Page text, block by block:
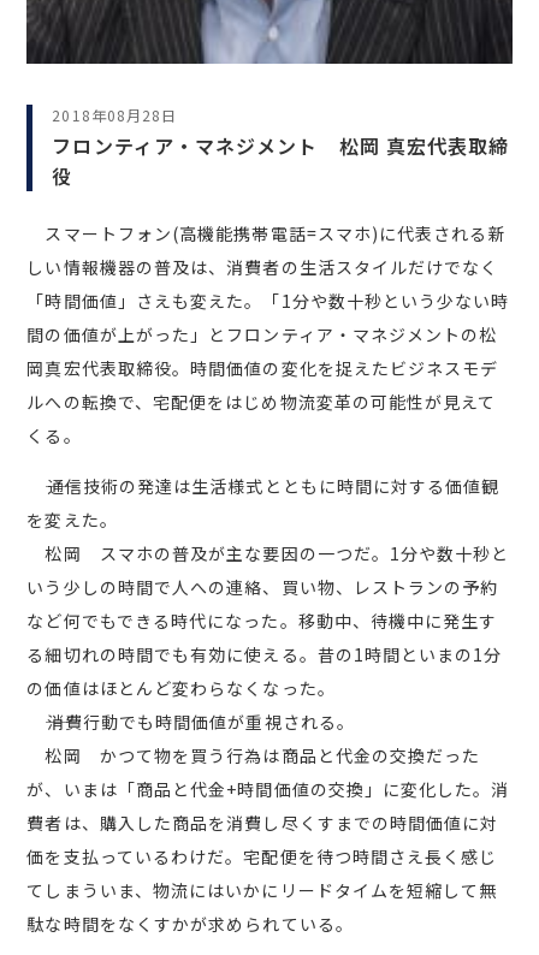
2018年08月28日
フロンティア・マネジメント 松岡 真宏代表取締
役
スマートフォン(高機能携帯電話=スマホ)に代表される新
しい情報機器の普及は、消費者の生活スタイルだけでなく
「時間価値」さえも変えた。「1分や数十秒という少ない時
間の価値が上がった」とフロンティア・マネジメントの松
岡真宏代表取締役。時間価値の変化を捉えたビジネスモデ
ルへの転換で、宅配便をはじめ物流変革の可能性が見えて
くる。
――通信技術の発達は生活様式とともに時間に対する価値観
を変えた。
松岡 スマホの普及が主な要因の一つだ。1分や数十秒と
いう少しの時間で人への連絡、買い物、レストランの予約
など何でもできる時代になった。移動中、待機中に発生す
る細切れの時間でも有効に使える。昔の1時間といまの1分
の価値はほとんど変わらなくなった。
――消費行動でも時間価値が重視される。
松岡 かつて物を買う行為は商品と代金の交換だった
が、いまは「商品と代金+時間価値の交換」に変化した。消
費者は、購入した商品を消費し尽くすまでの時間価値に対
価を支払っているわけだ。宅配便を待つ時間さえ長く感じ
てしまういま、物流にはいかにリードタイムを短縮して無
駄な時間をなくすかが求められている。